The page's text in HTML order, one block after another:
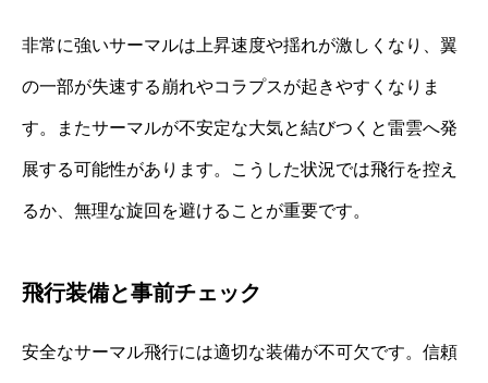
非常に強いサーマルは上昇速度や揺れが激しくなり、翼
の一部が失速する崩れやコラプスが起きやすくなりま
す。またサーマルが不安定な大気と結びつくと雷雲へ発
展する可能性があります。こうした状況では飛行を控え
るか、無理な旋回を避けることが重要です。
飛行装備と事前チェック
安全なサーマル飛行には適切な装備が不可欠です。信頼